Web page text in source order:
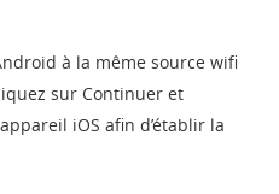
à la même source wifi
sur Continuer et
iOS afin d’établir la